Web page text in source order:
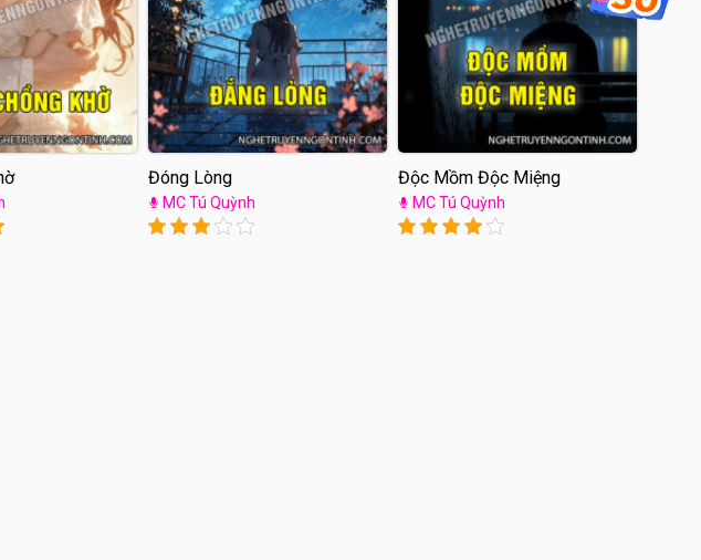
Đóng Lòng
MC Tú Quỳnh
Độc Mồm Độc Miệng
MC Tú Quỳnh